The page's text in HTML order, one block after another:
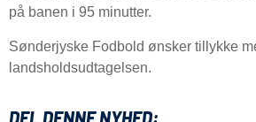
på banen i 95 minutter.
Sønderjyske Fodbold ønsker tillykke
landsholdsudtagelsen.